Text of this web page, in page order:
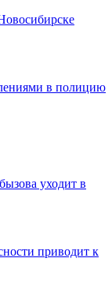
в полицию
уходит в
приводит к